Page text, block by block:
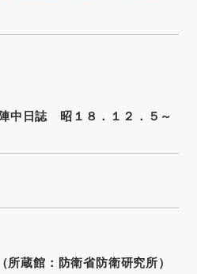
中日誌 昭１８．１２．５～
蔵館：防衛省防衛研究所）